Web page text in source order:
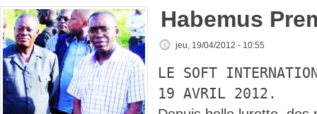
Habemus
jeu, 19/04/2012 - 10:55
LE SOFT
19 AVRIL 2012.